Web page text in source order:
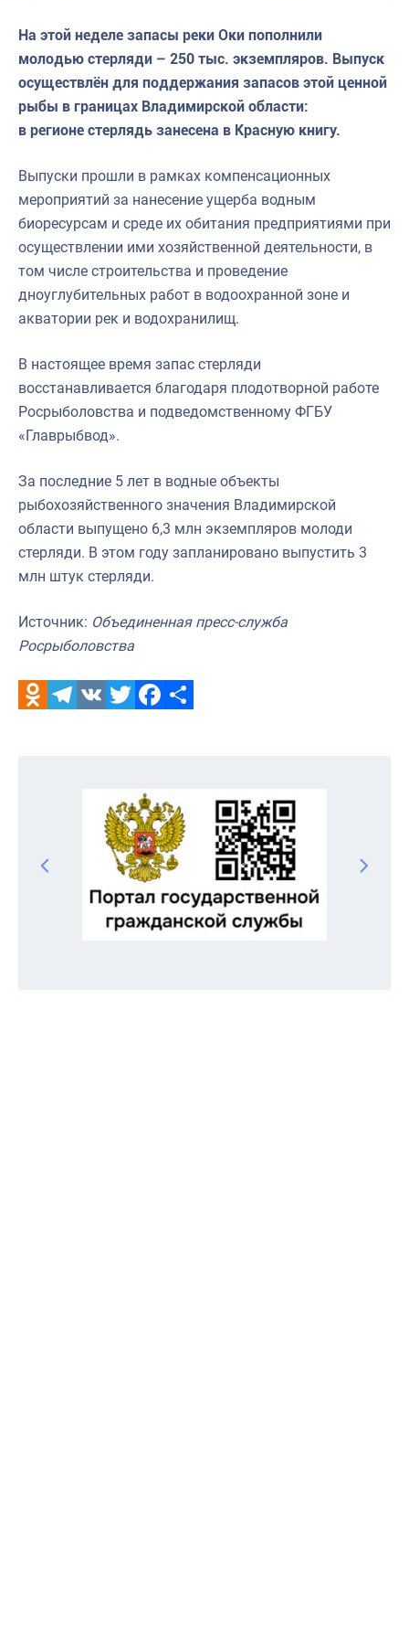
На этой неделе запасы реки Оки пополнили
молодью стерляди – 250 тыс. экземпляров. Выпуск
осуществлён для поддержания запасов этой ценной
рыбы в границах Владимирской области:
в регионе стерлядь занесена в Красную книгу.
Выпуски прошли в рамках компенсационных
мероприятий за нанесение ущерба водным
биоресурсам и среде их обитания предприятиями при
осуществлении ими хозяйственной деятельности, в
том числе строительства и проведение
дноуглубительных работ в водоохранной зоне и
акватории рек и водохранилищ.
В настоящее время запас стерляди
восстанавливается благодаря плодотворной работе
Росрыболовства и подведомственному ФГБУ
«Главрыбвод».
За последние 5 лет в водные объекты
рыбохозяйственного значения Владимирской
области выпущено 6,3 млн экземпляров молоди
стерляди. В этом году запланировано выпустить 3
млн штук стерляди.
Источник: Объединенная пресс-служба
Росрыболовства